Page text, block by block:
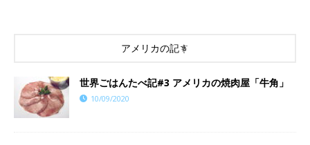
アメリカの記事
世界ごはんたべ記#3 アメリカの焼肉屋「牛角」
10/09/2020